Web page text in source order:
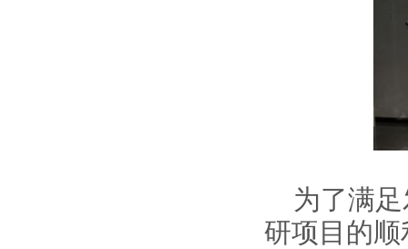
为了满
研项目的